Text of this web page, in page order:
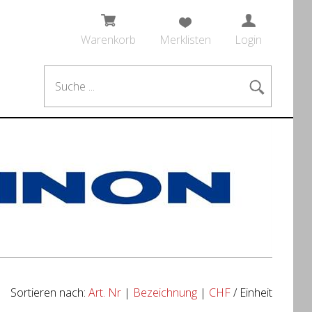
Warenkorb Merklisten Login
Sortieren nach: Art. Nr | Bezeichnung | CHF/ Einheit